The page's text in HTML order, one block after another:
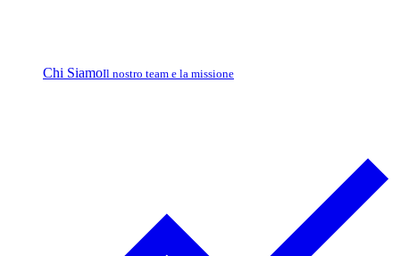
Chi SiamoIl nostro team e la missione